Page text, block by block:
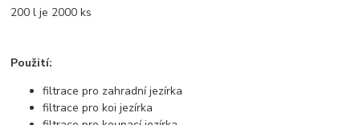
200 l je 2000 ks
Použití:
filtrace pro zahradní jezírka
filtrace pro koi jezírka